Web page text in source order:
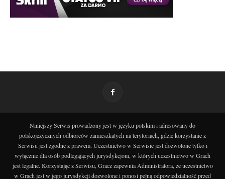
Niniejszy Serwis prowadzony jest w języku polskim i adresowany do
polskojęzycznych odbiorców zamieszkałych na terytoriach, gdzie korzystanie z
Serwisu jest zgodne z prawem. Uczestnictwo w Serwisie jest dozwolone tylko i
wyłącznie dla osób podlegających jurysdykcjom, w których uczestnictwo w Grach
jest legalne. Korzystając z Serwisu, Gracz zapewnia Administratora, że uczestnictwo
w Grach jest w jego jurysdykcji dozwolone i ponosi pełną odpowiedzialność przed